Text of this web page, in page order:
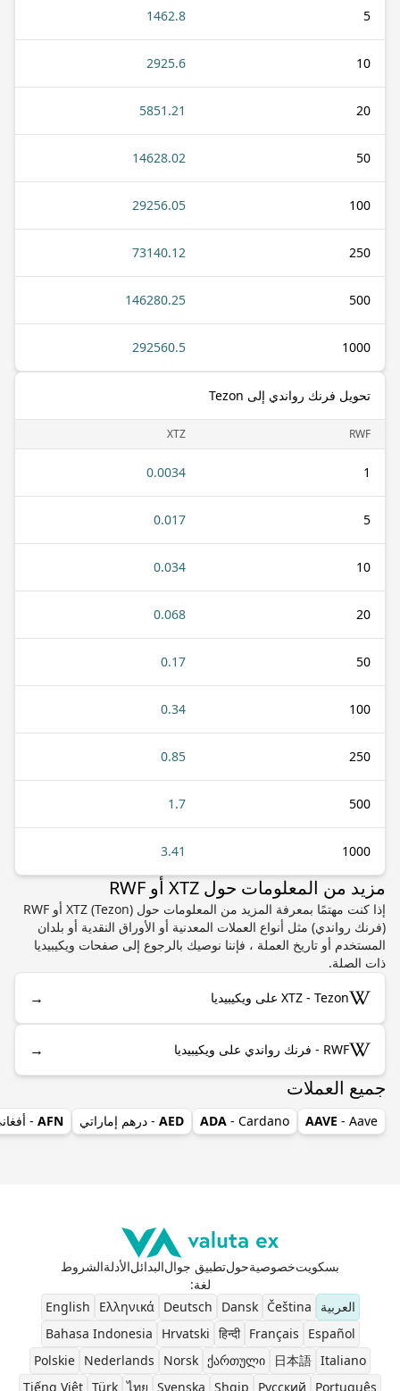
5
1462.8
10
2925.6
20
5851.21
50
14628.02
100
29256.05
250
73140.12
500
146280.25
1000
292560.5
تحويل فرنك رواندي إلى Tezon
RWF
XTZ
1
0.0034
5
0.017
10
0.034
20
0.068
50
0.17
100
0.34
250
0.85
500
1.7
1000
3.41
مزيد من المعلومات حول XTZ أو RWF
إذا كنت مهتمًا بمعرفة المزيد من المعلومات حول XTZ (Tezon) أو RWF
(فرنك رواندي) مثل أنواع العملات المعدنية أو الأوراق النقدية أو بلدان
المستخدم أو تاريخ العملة ، فإننا نوصيك بالرجوع إلى صفحات ويكيبيديا
ذات الصلة.
XTZ - Tezon على ويكيبيديا →
RWF - فرنك رواندي على ويكيبيديا →
جميع العملات
AAVE - Aave
ADA - Cardano
AED - درهم إماراتي AFN
-
بسكويتخصوصيةحولتطبيق جوالالبدائلالأدلةالشروط
لغة:
العربية
Čeština
Dansk
Deutsch
Ελληνικά
English
Español
Français
हिन्दी
Hrvatski
Bahasa Indonesia
Italiano
日本語
ქართული
Norsk
Nederlands
Polskie
Português
Pусский
Shqip
Svenska
ไทย
Türk
Tiếng Việt